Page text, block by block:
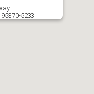
95370-5233